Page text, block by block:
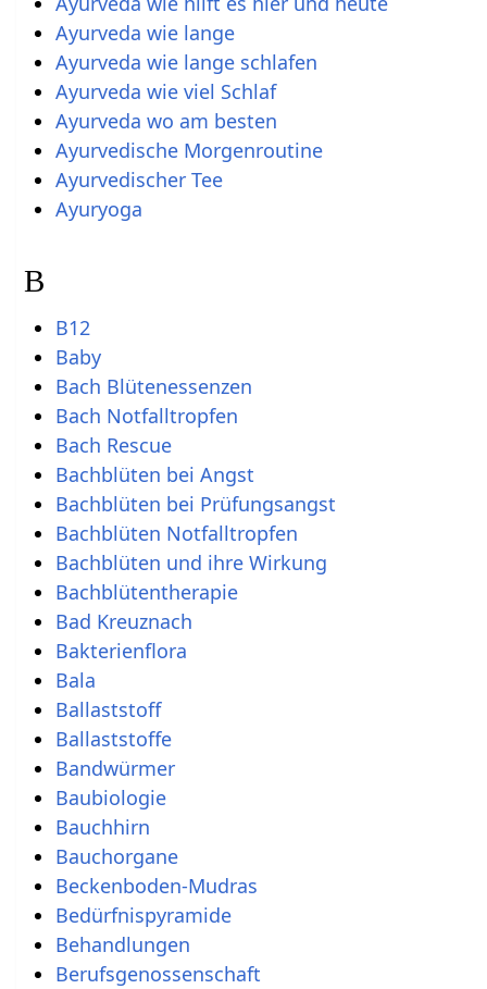
Ayurveda wie lange
Ayurveda wie lange schlafen
Ayurveda wie viel Schlaf
Ayurveda wo am besten
Ayurvedische Morgenroutine
Ayurvedischer Tee
Ayuryoga
B
B12
Baby
Bach Blütenessenzen
Bach Notfalltropfen
Bach Rescue
Bachblüten bei Angst
Bachblüten bei Prüfungsangst
Bachblüten Notfalltropfen
Bachblüten und ihre Wirkung
Bachblütentherapie
Bad Kreuznach
Bakterienflora
Bala
Ballaststoff
Ballaststoffe
Bandwürmer
Baubiologie
Bauchhirn
Bauchorgane
Beckenboden-Mudras
Bedürfnispyramide
Behandlungen
Berufsgenossenschaft